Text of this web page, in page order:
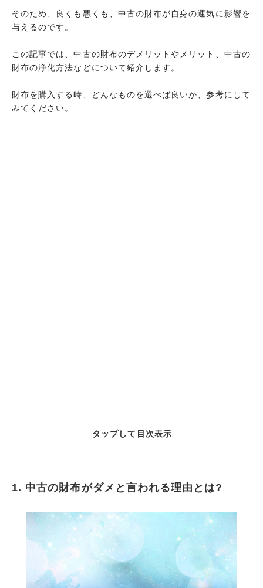
そのため、良くも悪くも、中古の財布が自身の運気に影響を
与えるのです。
この記事では、中古の財布のデメリットやメリット、中古の
財布の浄化方法などについて紹介します。
財布を購入する時、どんなものを選べば良いか、参考にして
みてください。
タップして目次表示
悪い運気を持っている中古の財布の例
良い運気を持っている中古の財布の例
中古の財布のメリットとデメリット
中古の財布の浄化方法
1. 中古の財布がダメと言われる理由とは?